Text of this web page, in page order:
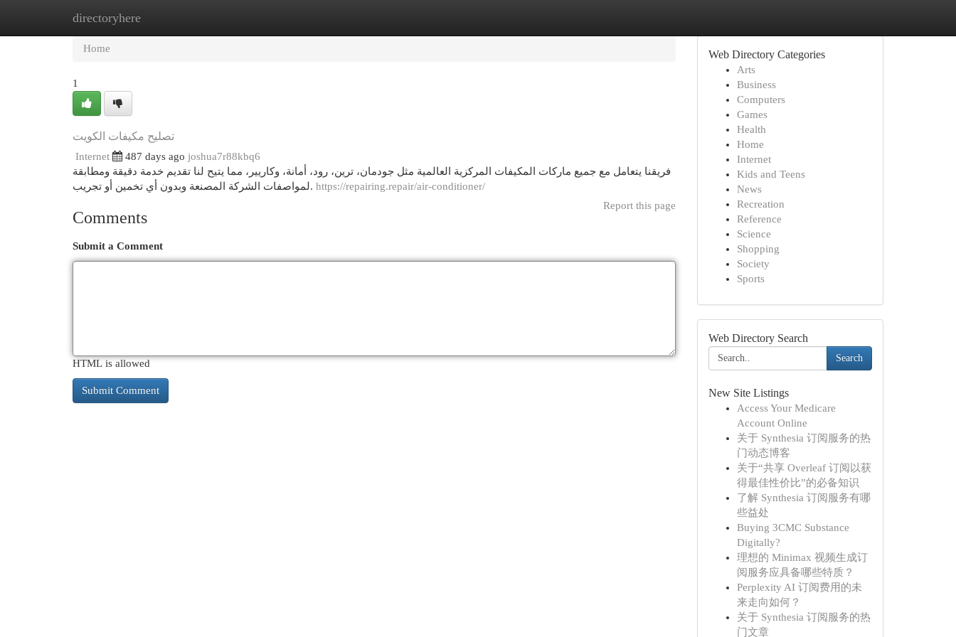
directoryhere
Home
Home
1
تصليح مكيفات الكويت
Internet 487 days ago joshua7r88kbq6
فريقنا يتعامل مع جميع ماركات المكيفات المركزية العالمية مثل جودمان، ترين، رود، أمانة، وكاريير، مما يتيح لنا تقديم خدمة دقيقة ومطابقة
لمواصفات الشركة المصنعة وبدون أي تخمين أو تجريب. https://repairing.repair/air-conditioner/
Report this page
Comments
Submit a Comment
HTML is allowed
Web Directory Categories
Arts
Business
Computers
Games
Health
Home
Internet
Kids and Teens
News
Recreation
Reference
Science
Shopping
Society
Sports
Web Directory Search
Search
New Site Listings
Access Your Medicare
Account Online
关于 Synthesia 订阅服务的热
门动态博客
关于“共享 Overleaf 订阅以获
得最佳性价比”的必备知识
了解 Synthesia 订阅服务有哪
些益处
Buying 3CMC Substance
Digitally?
理想的 Minimax 视频生成订
阅服务应具备哪些特质？
Perplexity AI 订阅费用的未
来走向如何？
关于 Synthesia 订阅服务的热
门文章